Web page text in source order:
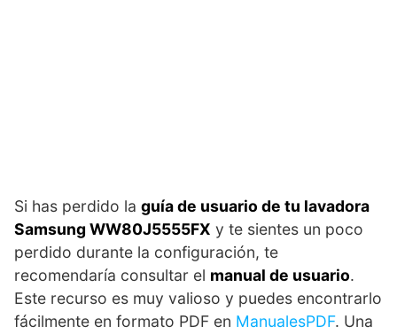
Si has perdido la guía de usuario de tu lavadora
Samsung WW80J5555FX y te sientes un poco
perdido durante la configuración, te
recomendaría consultar el manual de usuario.
Este recurso es muy valioso y puedes encontrarlo
fácilmente en formato PDF en ManualesPDF. Una